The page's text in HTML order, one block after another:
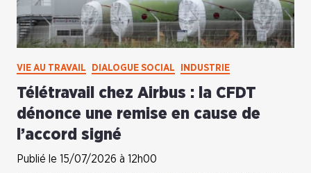
VIE AU TRAVAIL DIALOGUE SOCIAL INDUSTRIE
Télétravail chez Airbus : la CFDT
dénonce une remise en cause de
l’accord signé
Publié le 15/07/2026 à 12h00